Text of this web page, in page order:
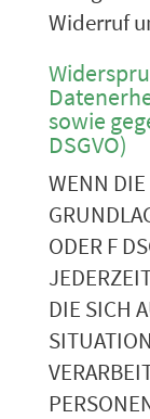
Widerruf
sowie
DSGVO)
WENN
ODER F
DIE SICH